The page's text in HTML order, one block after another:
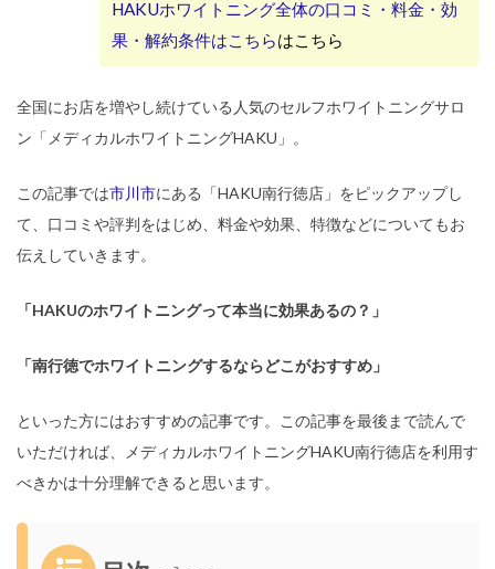
HAKUホワイトニング全体の口コミ・料金・効
果・解約条件はこちらはこちら
全国にお店を増やし続けている人気のセルフホワイトニングサロ
ン「メディカルホワイトニングHAKU」。
この記事では市川市にある「HAKU南行徳店」をピックアップし
て、口コミや評判をはじめ、料金や効果、特徴などについてもお
伝えしていきます。
「HAKUのホワイトニングって本当に効果あるの？」
「南行徳でホワイトニングするならどこがおすすめ 」
といった方にはおすすめの記事です。この記事を最後まで読んで
いただければ、メディカルホワイトニングHAKU南行徳店を利用す
べきかは十分理解できると思います。